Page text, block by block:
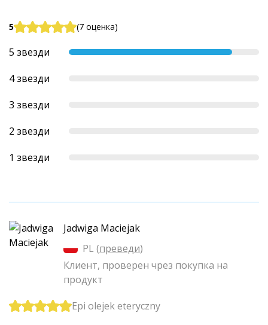
5 (7 оценка)
5 звезди
4 звезди
3 звезди
2 звезди
1 звезди
Jadwiga Maciejak
PL (преведи)
Клиент, проверен чрез покупка на
продукт
Epi olejek eteryczny